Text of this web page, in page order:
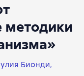
методики
Бионди